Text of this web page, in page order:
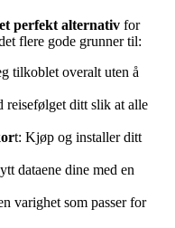
perfekt alternativ for
flere gode grunner til:
tilkoblet overalt uten å
reisefølget ditt slik at alle
t: Kjøp og installer ditt
dataene dine med en
varighet som passer for